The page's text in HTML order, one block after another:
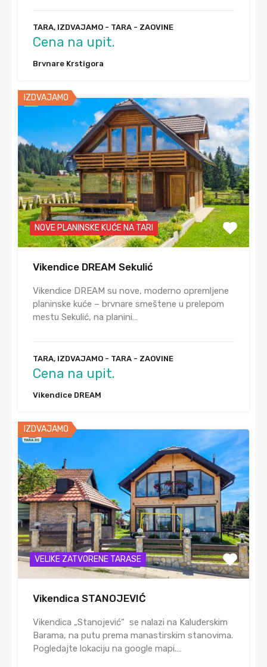
TARA, IZDVAJAMO - TARA - ZAOVINE
Cena na upit.
Brvnare Krstigora
IZDVAJAMO
NOVE PLANINSKE KUĆE NA TARI
Vikendice DREAM Sekulić
Vikendice DREAM su nove, moderno opremljene
planinske kuće – brvnare smeštene u prelepom
mestu Sekulić, na planini…
TARA, IZDVAJAMO - TARA - ZAOVINE
Cena na upit.
Vikendice DREAM
IZDVAJAMO
VELIKE ZATVORENE TARASE
Vikendica STANOJEVIĆ
Vikendica „Stanojević“ se nalazi na Kaluđerskim
Barama, na putu prema manastirskim stanovima.
Pogledajte lokaciju na google mapi.…